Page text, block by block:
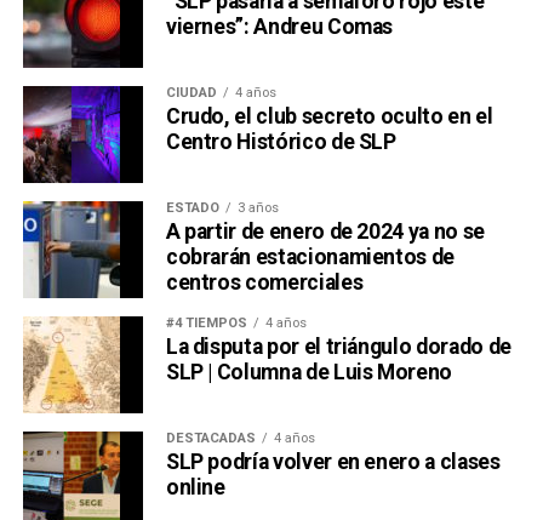
viernes”: Andreu Comas
CIUDAD 4 años
Crudo, el club secreto oculto en el
Centro Histórico de SLP
ESTADO 3 años
A partir de enero de 2024 ya no se
cobrarán estacionamientos de
centros comerciales
#4 TIEMPOS 4 años
La disputa por el triángulo dorado de
SLP | Columna de Luis Moreno
DESTACADAS 4 años
SLP podría volver en enero a clases
online